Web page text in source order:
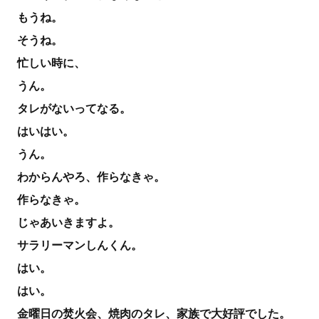
もうね。
そうね。
忙しい時に、
うん。
タレがないってなる。
はいはい。
うん。
わからんやろ、作らなきゃ。
作らなきゃ。
じゃあいきますよ。
サラリーマンしんくん。
はい。
はい。
金曜日の焚火会、焼肉のタレ、家族で大好評でした。